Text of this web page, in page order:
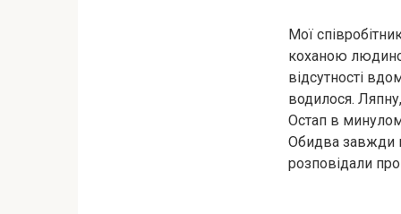
Мої
коханою
відсутності
водилося.
Остап в
Обидва завжди
розповідали